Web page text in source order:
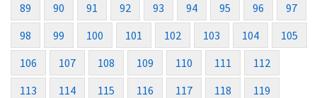
89
90 91 92 93 94 95 96
97
98
99 100 101 102 103 104
105
106
107 108 109 110 111
112
113
114 115 116 117 118
119